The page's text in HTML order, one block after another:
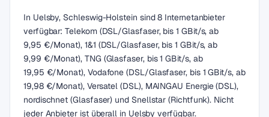
In Uelsby, Schleswig-Holstein sind 8 Internetanbieter
verfügbar: Telekom (DSL/Glasfaser, bis 1 GBit/s, ab
9,95 €/Monat), 1&1 (DSL/Glasfaser, bis 1 GBit/s, ab
9,99 €/Monat), TNG (Glasfaser, bis 1 GBit/s, ab
19,95 €/Monat), Vodafone (DSL/Glasfaser, bis 1 GBit/s, ab
19,98 €/Monat), Versatel (DSL), MAINGAU Energie (DSL),
nordischnet (Glasfaser) und Snellstar (Richtfunk). Nicht
jeder Anbieter ist überall in Uelsby verfügbar.